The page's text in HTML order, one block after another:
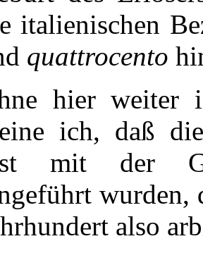
italienischen
quattrocento
hier weiter
ich, daß
mit der
wurden,
also